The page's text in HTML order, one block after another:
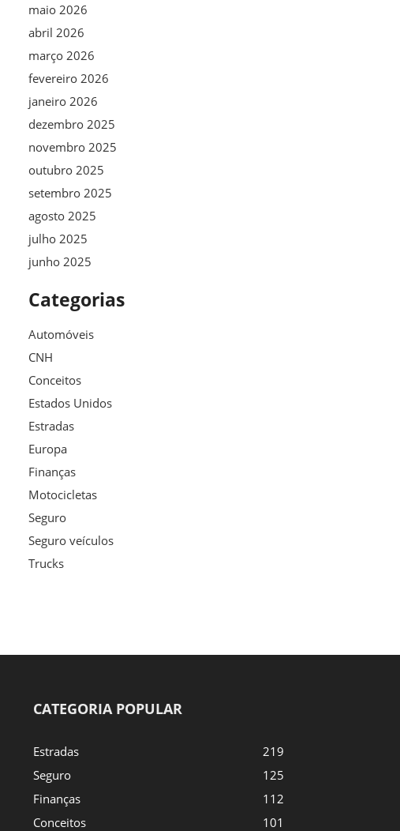
maio 2026
abril 2026
março 2026
fevereiro 2026
janeiro 2026
dezembro 2025
novembro 2025
outubro 2025
setembro 2025
agosto 2025
julho 2025
junho 2025
Categorias
Automóveis
CNH
Conceitos
Estados Unidos
Estradas
Europa
Finanças
Motocicletas
Seguro
Seguro veículos
Trucks
CATEGORIA POPULAR
Estradas
219
Seguro
125
Finanças
112
Conceitos
101